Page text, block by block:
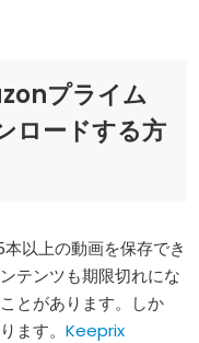
プライム
ロードする方
以上の動画を保存でき
テンツも期限切れにな
とがあります。しか
ます。Keeprix